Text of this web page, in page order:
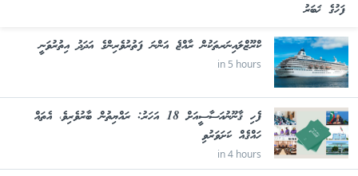
ފަހުގެ ޚަބަރު
ކްރޫޒްލައިނަރތަކުން ރާއްޖެ އަންނަ ފަތުރުވެރިންގެ އަދަދު އިތުރުވަނީ
in 5 hours
ފެހި ޤާނޫނުއަސާސީއަށް 18 އަހަރު: ރައްޔިތުން ބާރުވެރިވެ، އެތައް
ހައްޤެއް ކަށަވަރުވި
in 4 hours